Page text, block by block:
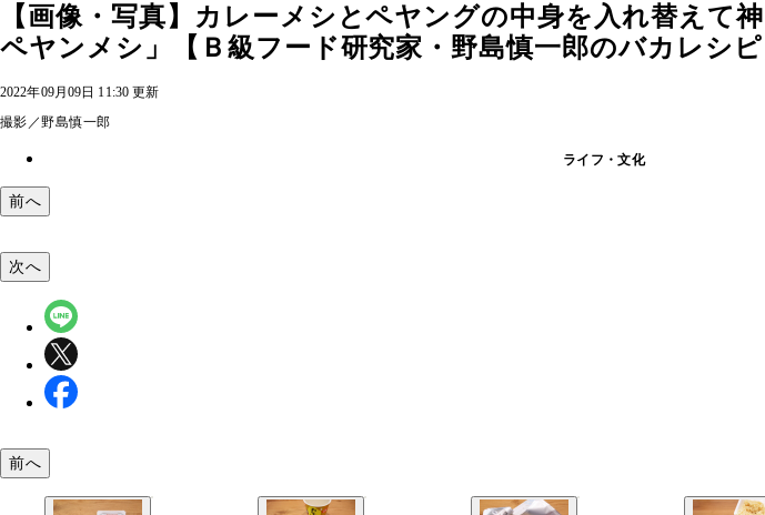
【画像・写真】カレーメシとペヤングの中身を入れ替えて
ペヤンメシ」【Ｂ級フード研究家・野島慎一郎のバカレシ
2022年09月09日 11:30 更新
撮影／野島慎一郎
ライフ・文化
前へ
次へ
前へ